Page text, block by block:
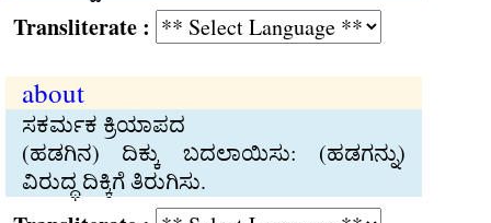
:
about
ಸಕರ್ಮಕ ಕ್ರಿಯಾಪದ
(ಹಡಗಿನ) ದಿಕ್ಕು ಬದಲಾಯಿಸು: (ಹಡಗನ್ನು)
ವಿರುದ್ಧ ದಿಕ್ಕಿಗೆ ತಿರುಗಿಸು.